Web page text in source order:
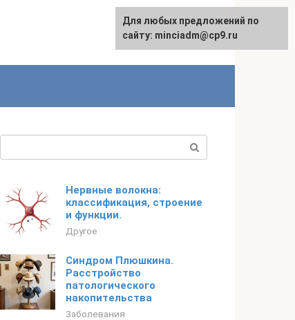
Нервные волокна:
классификация, строение
и функции.
Другое
Синдром Плюшкина.
Расстройство
патологического
накопительства
Заболевания
Для любых предложений по
сайту: minciadm@cp9.ru